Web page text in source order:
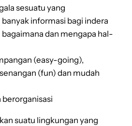
sesuatu yang
informasi bagi indera
bagaimana dan mengapa hal-
(easy-going),
(fun) dan mudah
suatu lingkungan yang